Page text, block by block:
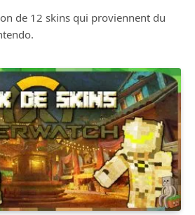
de 12 skins qui proviennent du